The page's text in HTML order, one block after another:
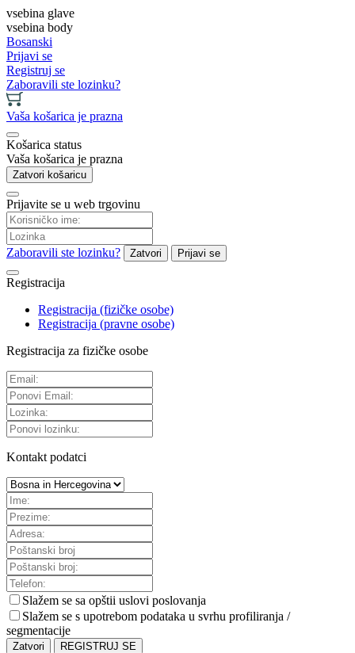
vsebina glave
vsebina body
Bosanski
Prijavi se
Registruj se
Zaboravili ste lozinku?
Vaša košarica je prazna
Košarica status
Vaša košarica je prazna
Zatvori košaricu
Prijavite se u web trgovinu
Zaboravili ste lozinku? Zatvori Prijavi se
Registracija
Registracija (fizičke osobe)
Registracija (pravne osobe)
Registracija za fizičke osobe
Kontakt podatci
Slažem se sa opštii uslovi poslovanja
Slažem se s upotrebom podataka u svrhu profiliranja /
segmentacije
Zatvori REGISTRUJ SE